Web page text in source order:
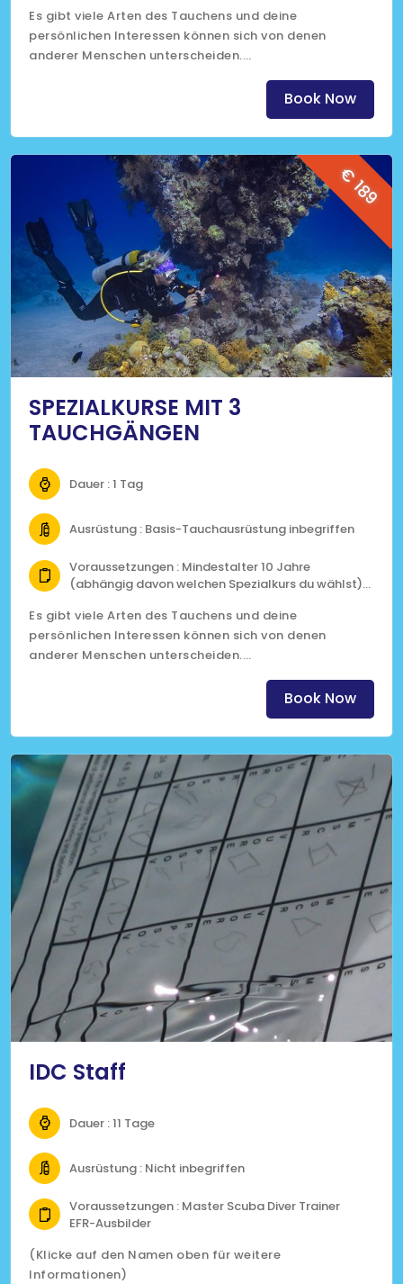
Fit zum tauchen gemäss medizinischem
Fragebogen
Es gibt viele Arten des Tauchens und deine
persönlichen Interessen können sich von denen
anderer Menschen unterscheiden.
Book Now
€ 189
SPEZIALKURSE MIT 3
TAUCHGÄNGEN
Dauer : 1 Tag
Ausrüstung : Basis-Tauchausrüstung inbegriffen
Voraussetzungen : Mindestalter 10 Jahre
(abhängig davon welchen Spezialkurs du wählst)
Fit zum tauchen gemäss medizinischem
Fragebogen
Es gibt viele Arten des Tauchens und deine
persönlichen Interessen können sich von denen
anderer Menschen unterscheiden.
Book Now
IDC Staff
Dauer : 11 Tage
Ausrüstung : Nicht inbegriffen
Voraussetzungen : Master Scuba Diver Trainer
EFR-Ausbilder
(Klicke auf den Namen oben für weitere
Informationen)